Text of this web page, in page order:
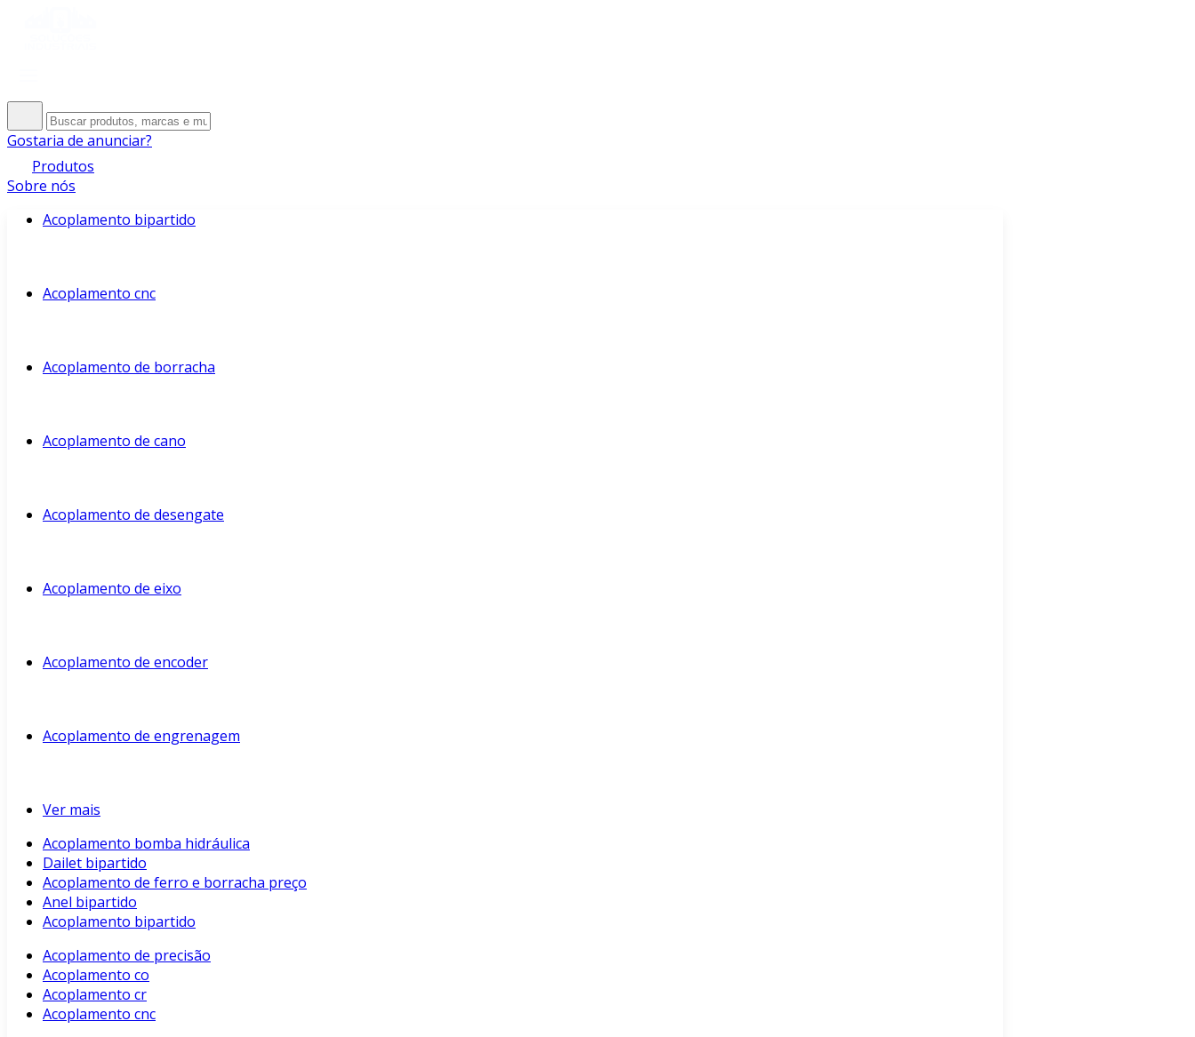
Gostaria de anunciar?
Produtos
Sobre nós
Acoplamento bipartido
Acoplamento cnc
Acoplamento de borracha
Acoplamento de cano
Acoplamento de desengate
Acoplamento de eixo
Acoplamento de encoder
Acoplamento de engrenagem
Ver mais
Acoplamento bomba hidráulica
Dailet bipartido
Acoplamento de ferro e borracha preço
Anel bipartido
Acoplamento bipartido
Acoplamento de precisão
Acoplamento co
Acoplamento cr
Acoplamento cnc